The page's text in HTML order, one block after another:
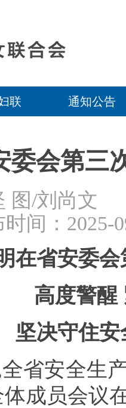
联 通知公告
委会第三
图/刘尚
间：2025-
在省安委
高度警醒
坚决守住
省安全生
成员会议